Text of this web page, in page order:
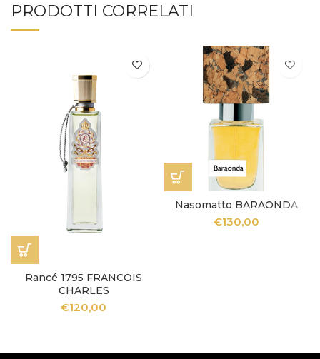
PRODOTTI CORRELATI
Rancé 1795 FRANCOIS
CHARLES
€120,00
Nasomatto BARAONDA
€130,00